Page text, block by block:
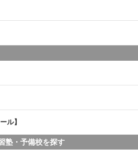
ル】
塾・予備校を探す